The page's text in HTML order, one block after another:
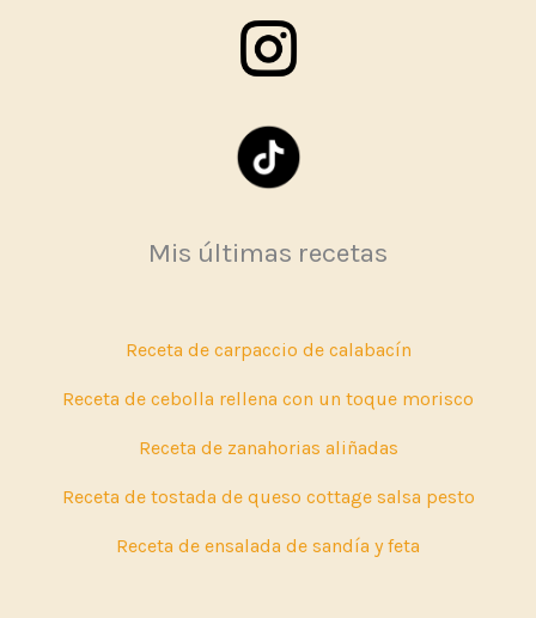
Mis últimas recetas
Receta de carpaccio de calabacín
Receta de cebolla rellena con un toque morisco
Receta de zanahorias aliñadas
Receta de tostada de queso cottage salsa pesto
Receta de ensalada de sandía y feta